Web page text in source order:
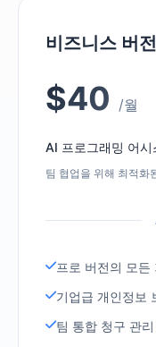
비즈니스 버
$40 /월
AI 프로그래밍 어
팀 협업을 위해 최적화
프로 버전의 모든
기업급 개인정보
팀 통합 청구 관리